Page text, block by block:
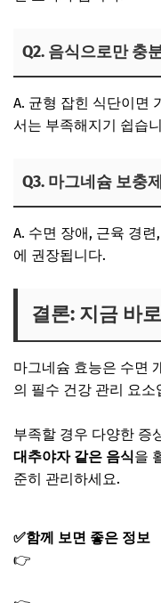
Q2. 음식으로만 충
A. 균형 잡힌 식단이면
서는 부족해지기 쉽습
Q3. 마그네슘 보충
A. 수면 장애, 근육 경
에 권장됩니다.
결론: 지금 바
마그네슘 효능은 수면
의 필수 건강 관리 요소
부족할 경우 다양한 증
대추야자 같은 음식을
준히 관리하세요.
✅함께 보면 좋은 정보
👉